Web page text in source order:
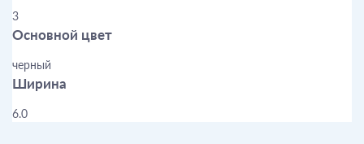
3
Основной цвет
черный
Ширина
6.0